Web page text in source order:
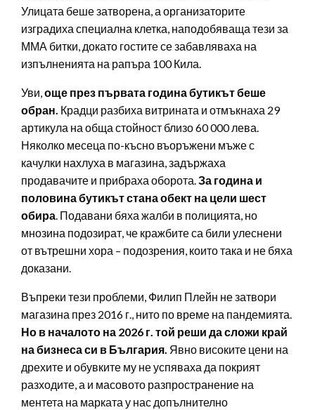
Улицата беше затворена, а организаторите
изградиха специална клетка, наподобяваща тези за
ММА битки, докато гостите се забавляваха на
изпълненията на рапъра 100 Кила.
Уви,още през първата година бутикът беше
обран. Крадци разбиха витрината и отмъкнаха 29
артикула на обща стойност близо 60 000 лева.
Няколко месеца по-късно въоръжени мъже с
качулки нахлуха в магазина, задържаха
продавачите и прибраха оборота.За година и
половина бутикът стана обект на цели шест
обира. Подавани бяха жалби в полицията, но
мнозина подозират, че кражбите са били улеснени
от вътрешни хора – подозрения, които така и не бяха
доказани.
Въпреки тези проблеми, Филип Плейн не затвори
магазина през 2016 г., нито по време на пандемията.
Но в началото на 2026 г. той реши да сложи край
на бизнеса си в България. Явно високите цени на
дрехите и обувките му не успяваха да покрият
разходите, а и масовото разпространение на
ментета на марката у нас допълнително